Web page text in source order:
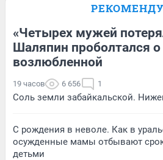
«Четырех мужей
Шаляпин проболтался о
возлюбленной
19 часов 6 656 1
Соль земли забайкальской.
С рождения в неволе. Как в
осужденные мамы отбывают
детьми